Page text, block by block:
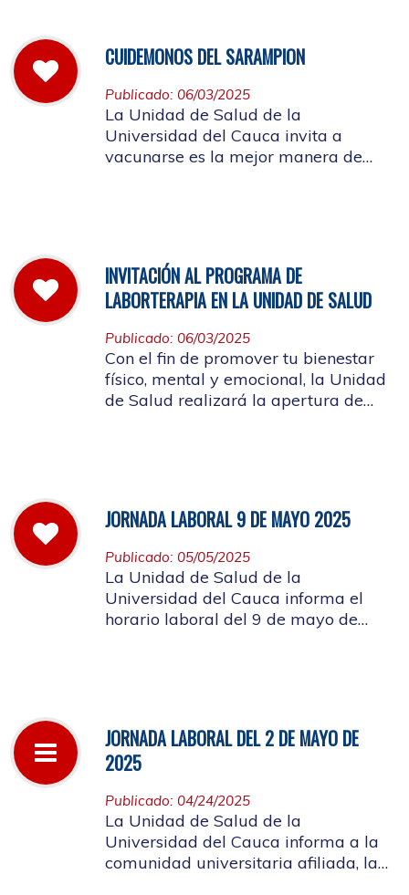
CUIDEMONOS DEL SARAMPION
Publicado: 06/03/2025
La Unidad de Salud de la
Universidad del Cauca invita a
vacunarse es la mejor manera de
INVITACIÓN AL PROGRAMA DE
LABORTERAPIA EN LA UNIDAD DE SALUD
Publicado: 06/03/2025
Con el fin de promover tu bienestar
físico, mental y emocional, la Unidad
de Salud realizará la apertura de
JORNADA LABORAL 9 DE MAYO 2025
Publicado: 05/05/2025
La Unidad de Salud de la
Universidad del Cauca informa el
horario laboral del 9 de mayo de
JORNADA LABORAL DEL 2 DE MAYO DE
2025
Publicado: 04/24/2025
La Unidad de Salud de la
Universidad del Cauca informa a la
comunidad universitaria afiliada, la